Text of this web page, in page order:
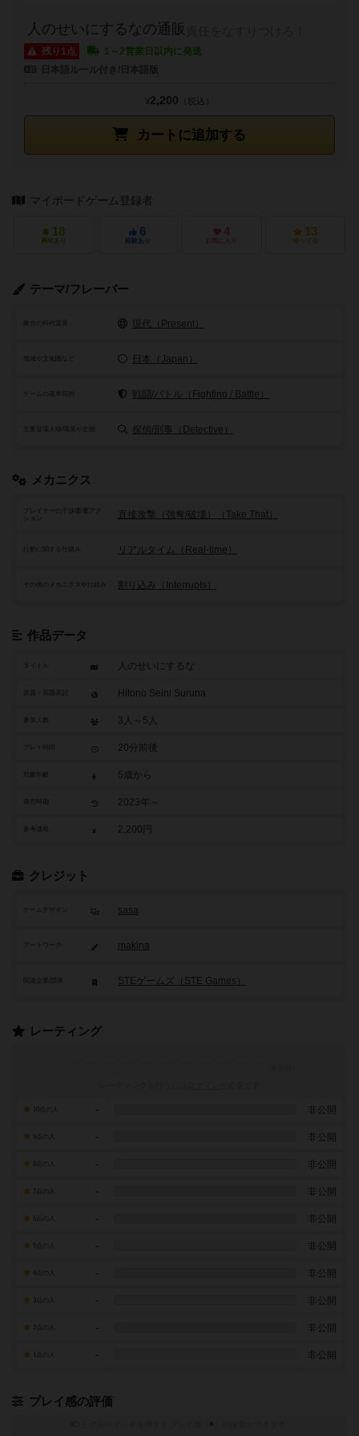
人のせいにするなの通販
残り1点
1～2営業日以内に発送
カートに追加する
¥2,200 （税込）
マイボードゲーム登録者
18
興味あり
6
経験あり
4
お気に入り
13
持ってる
テーマ/フレーバー
舞台の時代背景 現代（Present）
地域や文化圏など 日本（Japan）
戦闘/バトル（Fighting / Battle）
探偵/刑事（Detective）
メカニクス
プレイヤーの干渉/影響アク
直接攻撃（強奪/破壊）（Take That）
行動に関する仕組み リアルタイム（Real-time）
その他のメカニクスや仕組み 割り込み（Interrupts）
作品データ
タイトル 人のせいにするな
原題・英題表記 Hitono Seini Suruna
参加人数 3人～5人
20分前後
対象年齢 5歳から
2023年～
参考価格 2,200円
クレジット
ゲームデザイン sasa
アートワーク makina
STEゲームズ（STE Games）
レーティング
- 非公開
9点の人 - 非公開
- 非公開
7点の人 - 非公開
- 非公開
- 非公開
- 非公開
- 非公開
- 非公開
- 非公開
プレイ感の評価
※